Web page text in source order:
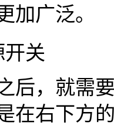
加广泛。
关
后，就需
在右下方